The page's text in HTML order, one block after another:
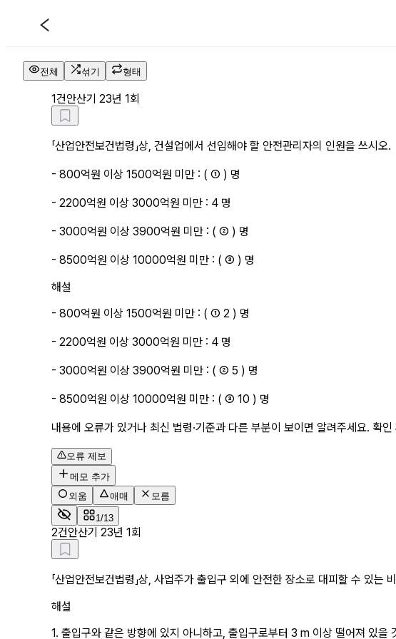
건안산기 23년 1회 기출문제 해설 페이지
전체 섞기 형태
1건안산기 23년 1회
「산업안전보건법령」상, 건설업에서 선임해야 할 안전관리자의 인원을 쓰시오.
- 800억원 이상 1500억원 미만 : ( ① ) 명
- 2200억원 이상 3000억원 미만 : 4 명
- 3000억원 이상 3900억원 미만 : ( ② ) 명
- 8500억원 이상 10000억원 미만 : ( ③ ) 명
해설
- 800억원 이상 1500억원 미만 : ( ① 2 ) 명
- 2200억원 이상 3000억원 미만 : 4 명
- 3000억원 이상 3900억원 미만 : ( ② 5 ) 명
- 8500억원 이상 10000억원 미만 : ( ③ 10 ) 명
내용에 오류가 있거나 최신 법령·기준과 다른 부분이 보이면 알려주세요. 확
오류 제보
메모 추가
외움
애매 모름
1/13
2건안산기 23년 1회
「산업안전보건법령」상, 사업주가 출입구 외에 안전한 장소로 대피할 수 있는
해설
1. 출입구와 같은 방향에 있지 아니하고, 출입구로부터 3 m 이상 떨어져 있을